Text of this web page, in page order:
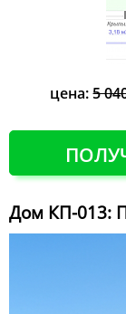
цена:5
Дом КП-013: